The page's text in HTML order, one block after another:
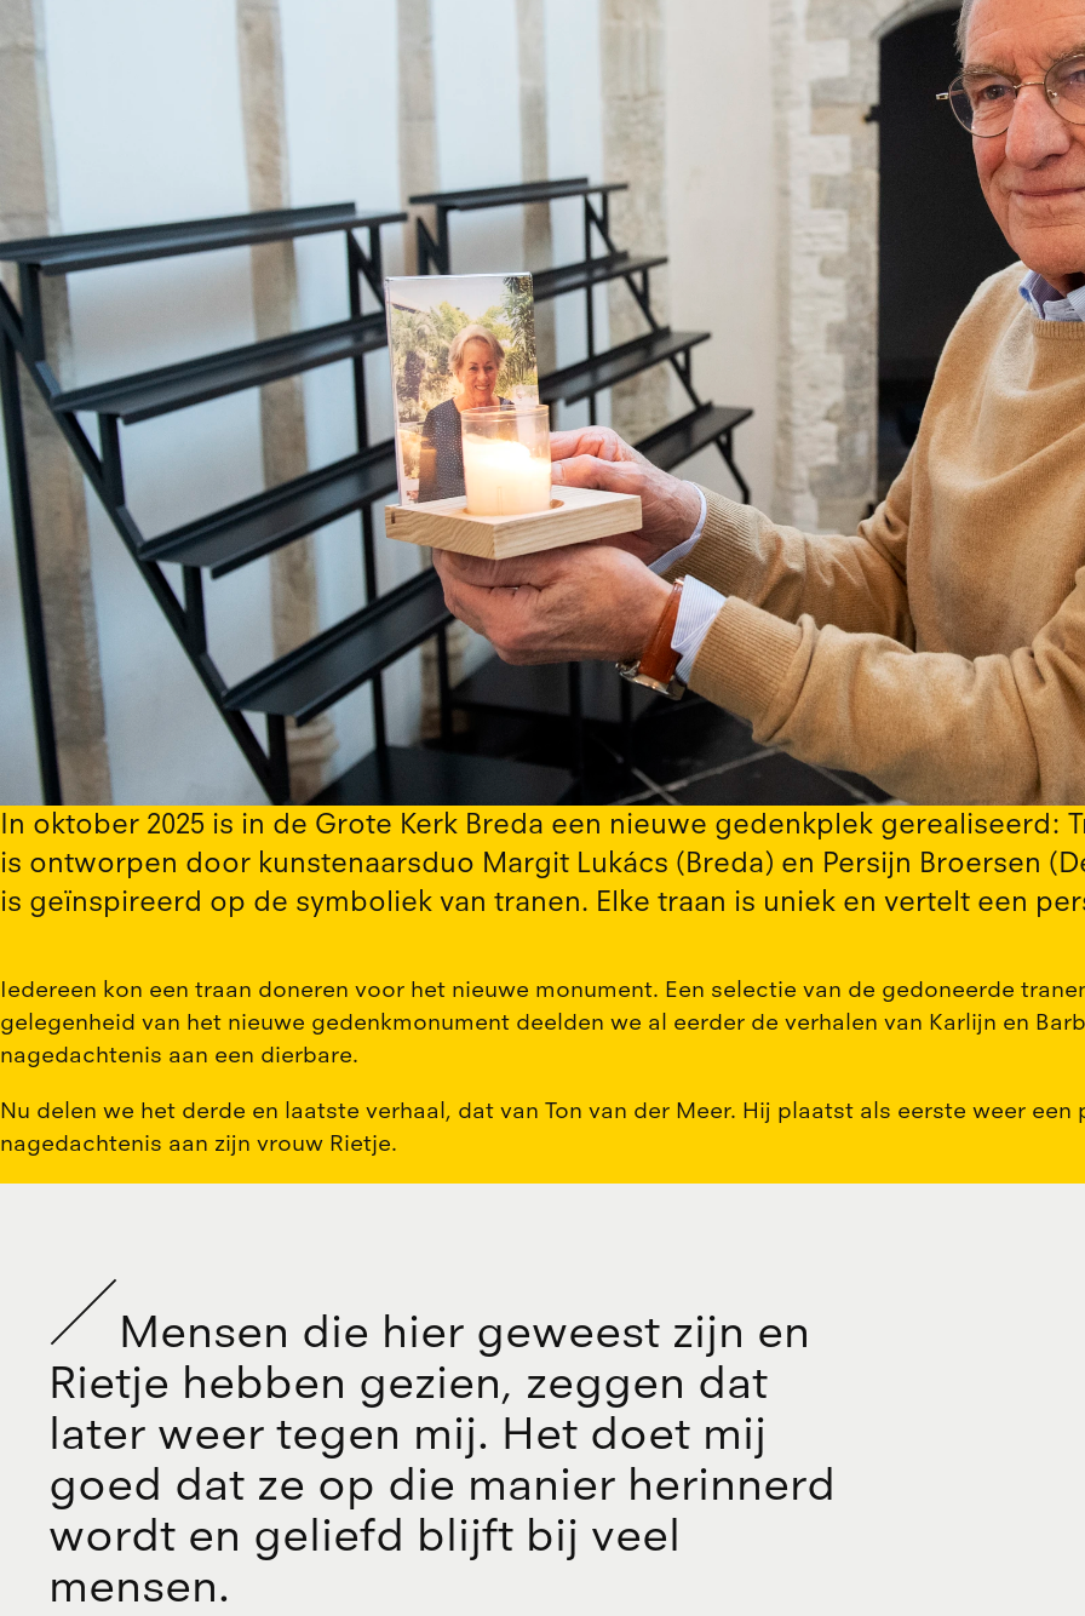
In oktober 2025 is in de Grote Kerk Breda een nieuwe gedenkplek gerealiseerd:
is ontworpen door kunstenaarsduo Margit Lukács (Breda) en Persijn Broersen
is geïnspireerd op de symboliek van tranen. Elke traan is uniek en vertelt een
Iedereen kon een traan doneren voor het nieuwe monument. Een selectie van de gedoneerde
gelegenheid van het nieuwe gedenkmonument deelden we al eerder de verhalen van Karlijn en
nagedachtenis aan een dierbare.
Nu delen we het derde en laatste verhaal, dat van Ton van der Meer. Hij plaatst als eerste weer
nagedachtenis aan zijn vrouw Rietje.
Mensen die hier geweest zijn en
Rietje hebben gezien, zeggen dat
later weer tegen mij. Het doet mij
goed dat ze op die manier herinnerd
wordt en geliefd blijft bij veel
mensen.